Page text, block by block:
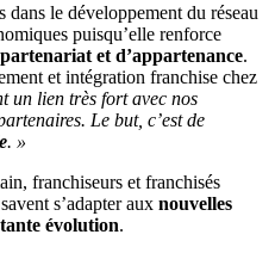
le développement du réseau
puisqu’elle renforce
et d’appartenance.
et intégration franchise chez
un lien très fort avec nos
Le but, c’est de
. »
franchiseurs et franchisés
s’adapter aux nouvelles
évolution.